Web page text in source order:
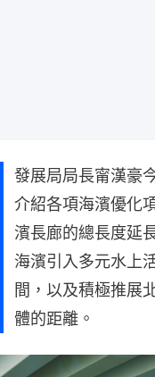
發展局局長甯漢豪
介紹各項海濱優化
濱長廊的總長度延
海濱引入多元水上
間，以及積極推展
體的距離。